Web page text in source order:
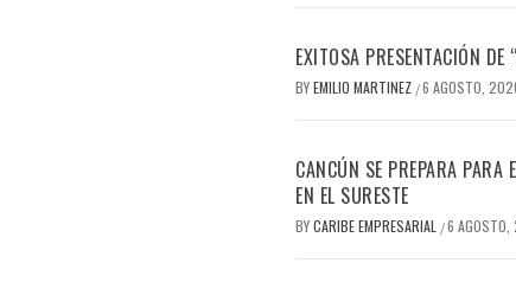
EXITOSA PRESENTACIÓN DE
BYEMILIO MARTINEZ /6 AGOSTO,
CANCÚN SE PREPARA PARA
EN EL SURESTE
BYCARIBE EMPRESARIAL /6